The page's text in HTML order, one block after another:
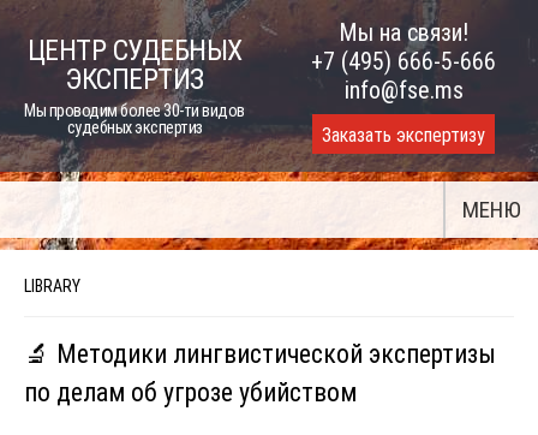
Skip
ЦЕНТР СУДЕБНЫХ
ЭКСПЕРТИЗ
Мы проводим более 30-ти видов
судебных экспертиз
Мы на связи!
+7 (495) 666-5-666
info@fse.ms
Заказать экспертизу
МЕНЮ
LIBRARY
🔬 Методики лингвистической экспертизы
по делам об угрозе убийством